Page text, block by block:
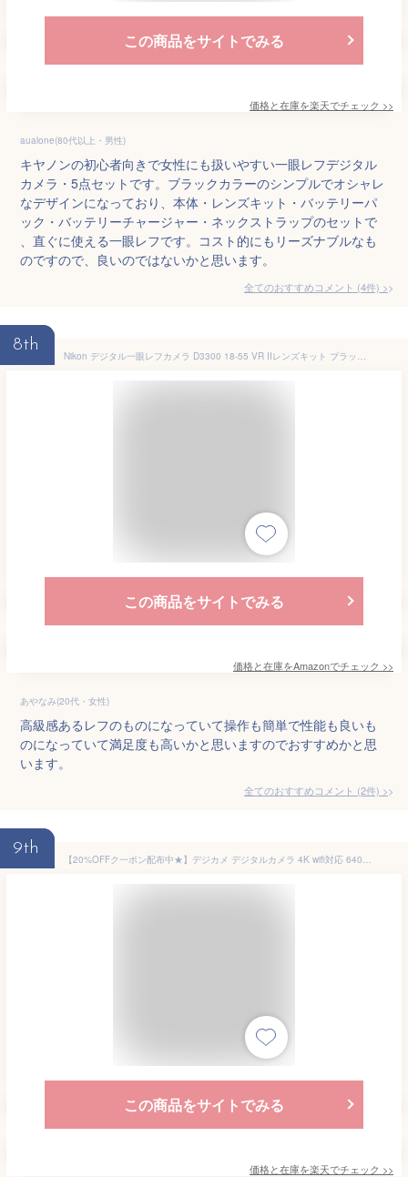
この商品をサイトでみる
価格と在庫を楽天でチェック >>
aualone(80代以上・男性)
キヤノンの初心者向きで女性にも扱いやすい一眼レフデジタル
カメラ・5点セットです。ブラックカラーのシンプルでオシャレ
なデザインになっており、本体・レンズキット・バッテリーパ
ック・バッテリーチャージャー・ネックストラップのセットで
、直ぐに使える一眼レフです。コスト的にもリーズナブルなも
のですので、良いのではないかと思います。
全てのおすすめコメント (4件) >
8th
Nikon デジタル一眼レフカメラ D3300 18-55 VR IIレンズキット ブラック D3300LKBK
この商品をサイトでみる
価格と在庫をAmazonでチェック >>
あやなみ(20代・女性)
高級感あるレフのものになっていて操作も簡単で性能も良いも
のになっていて満足度も高いかと思いますのでおすすめかと思
います。
全てのおすすめコメント (2件) >
9th
【20%OFFク一ポン配布中★】デジカメ デジタルカメラ 4K wifi対応 6400万画素 一眼レフカメラ 16倍ズームタイマー撮影 3インチ大画面 動画撮影 防塵耐衝撃 携帯便利 ビデオカメラ 手振れ補正 初心者 卒業修学旅行 子供学生ギフト プレゼント VLOGカメラ カメラ
この商品をサイトでみる
価格と在庫を楽天でチェック >>